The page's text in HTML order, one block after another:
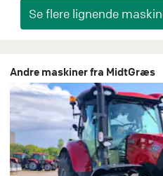
Andre maskiner fra MidtGræs